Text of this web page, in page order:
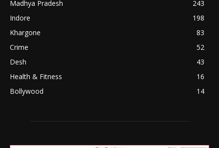
Madhya Pradesh
243
Indore
198
Khargone
83
Crime
52
Desh
43
Health & Fitness
16
Bollywood
14